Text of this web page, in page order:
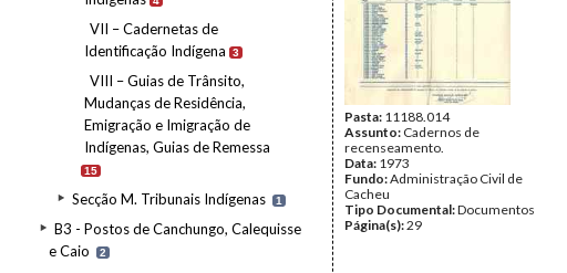
VII – Cadernetas de
Identificação Indígena
3
VIII – Guias de Trânsito,
Mudanças de Residência,
Emigração e Imigração de
Indígenas, Guias de Remessa
15
Secção M. Tribunais Indígenas 1
B3 - Postos de Canchungo, Calequisse
e Caio
2
Pasta: 11188.014
Assunto: Cadernos de
recenseamento.
Data: 1973
Fundo:Administração Civil de
Cacheu
Tipo Documental:Documentos
Página(s):29